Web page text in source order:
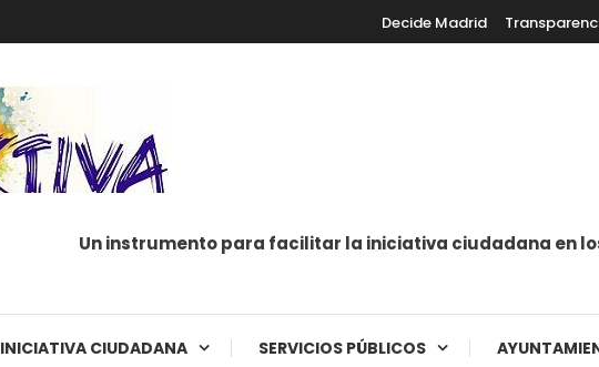
Decide Madrid
Un instrumento para facilitar la iniciativa ciudadana en
INICIATIVA CIUDADANA SERVICIOS PÚBLICOS